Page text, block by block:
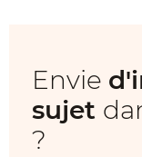
Envie
sujet
?